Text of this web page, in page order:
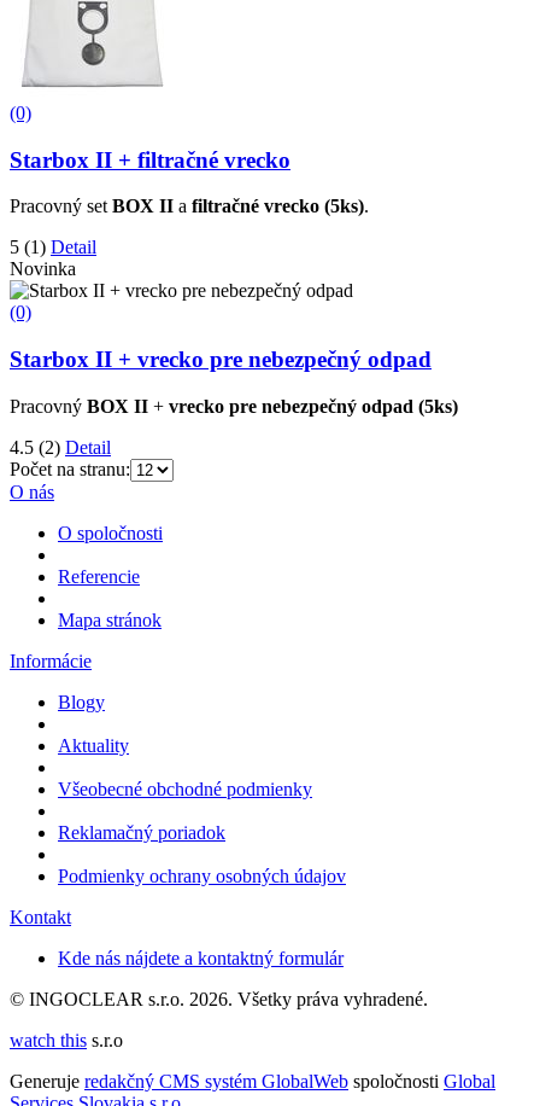
(0)
Starbox II + filtračné vrecko
Pracovný set BOX II a filtračné vrecko (5ks).
5 (1) Detail
Novinka
(0)
Starbox II + vrecko pre nebezpečný odpad
Pracovný BOX II + vrecko pre nebezpečný odpad (5ks)
4.5 (2) Detail
Počet na stranu:
O nás
O spoločnosti
Referencie
Mapa stránok
Informácie
Blogy
Aktuality
Všeobecné obchodné podmienky
Reklamačný poriadok
Podmienky ochrany osobných údajov
Kontakt
Kde nás nájdete a kontaktný formulár
© INGOCLEAR s.r.o. 2026. Všetky práva vyhradené.
watch this s.r.o
Generuje redakčný CMS systém GlobalWeb spoločnosti Global